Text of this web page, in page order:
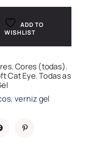
ADD TO
WISHLIST
,Cores (todas),
Cat Eye,Todas as
,verniz gel